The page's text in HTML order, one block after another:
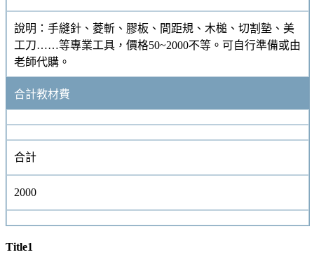
說明： 手縫針、菱斬、膠板、間距規、木槌、切割墊、美
工刀……等專業工具，價格50~2000不等。可自行準備或由
老師代購。
合計教材費
合計
2000
Title1